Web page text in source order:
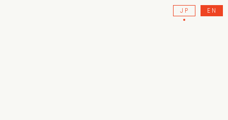
JP EN